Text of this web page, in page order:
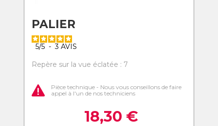
PALIER
5/5 - 3 AVIS
Repère sur la vue éclatée : 7
Pièce technique - Nous vous conseillons de faire
appel à l'un de nos techniciens
18,30 €